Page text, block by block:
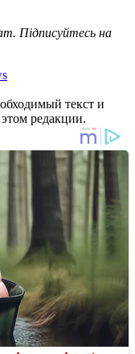
Підписуйтесь на
текст и
редакции.